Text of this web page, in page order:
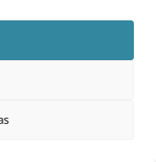
Limited